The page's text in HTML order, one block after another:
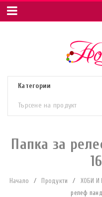
Папка за
Начало / Продукти / ХОБИ И
релеф